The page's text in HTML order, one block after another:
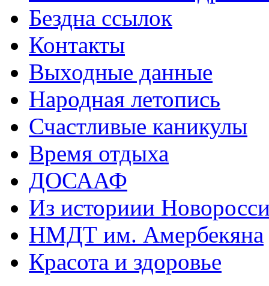
Бездна ссылок
Контакты
Выходные данные
Народная летопись
Счастливые каникулы
Время отдыха
ДОСААФ
Из историии
НМДТ им. Амербекяна
Красота и здоровье